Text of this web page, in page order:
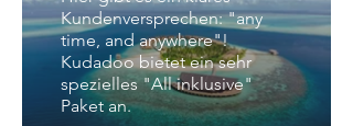
Kundenversprechen: "any
time, and anywhere"!
Kudadoo bietet ein sehr
spezielles "All inklusive"
Paket an.